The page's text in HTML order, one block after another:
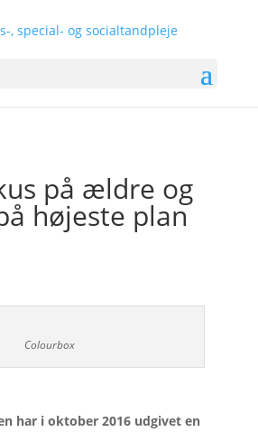
på ældre og
højeste plan
Colourbox
har i oktober 2016 udgivet en